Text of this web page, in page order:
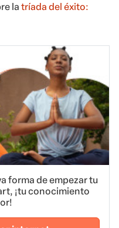
la tríada del éxito:
forma de empezar tu
¡tu conocimiento